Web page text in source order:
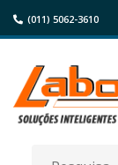
(011) 5062-3610